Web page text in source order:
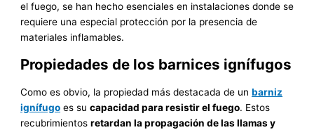
el fuego, se han hecho esenciales en instalaciones donde se
requiere una especial protección por la presencia de
materiales inflamables.
Propiedades de los barnices ignífugos
Como es obvio, la propiedad más destacada de unbarniz
ignífugo es sucapacidad para resistir el fuego. Estos
recubrimientosretardan la propagación de las llamas y